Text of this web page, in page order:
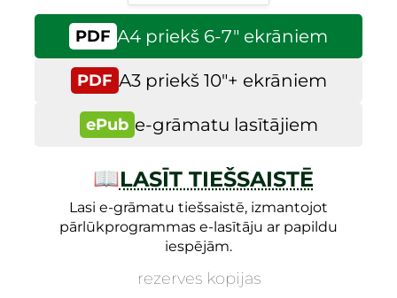
PDF A4 priekš 6-7″ ekrāniem
PDF A3 priekš 10″+ ekrāniem
ePub e-grāmatu lasītājiem
📖LASĪT TIEŠSAISTĒ
Lasi e-grāmatu tiešsaistē, izmantojot
pārlūkprogrammas e-lasītāju ar papildu
iespējām.
rezerves kopijas